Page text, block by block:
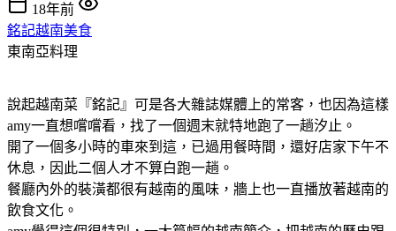
18年前
銘記越南美食
東南亞料理
說起越南菜『銘記』可是各大雜誌媒體上的常客，也因為這樣
amy一直想嚐嚐看，找了一個週末就特地跑了一趟汐止。
開了一個多小時的車來到這，已過用餐時間，還好店家下午不
休息，因此二個人才不算白跑一趟。
餐廳內外的裝潢都很有越南的風味，牆上也一直播放著越南的
飲食文化。